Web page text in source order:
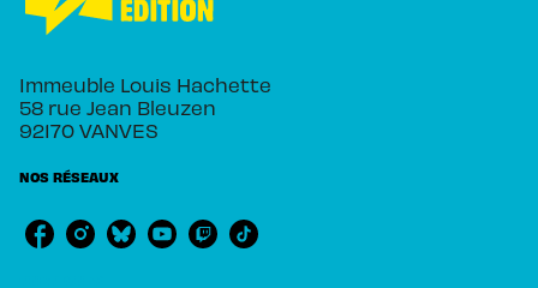
Immeuble Louis Hachette
58 rue Jean Bleuzen
92170 VANVES
NOS RÉSEAUX